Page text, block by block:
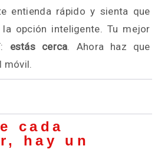
entienda rápido y sienta que
opción inteligente. Tu mejor
estás cerca. Ahora haz que
móvil.
cada
hay un